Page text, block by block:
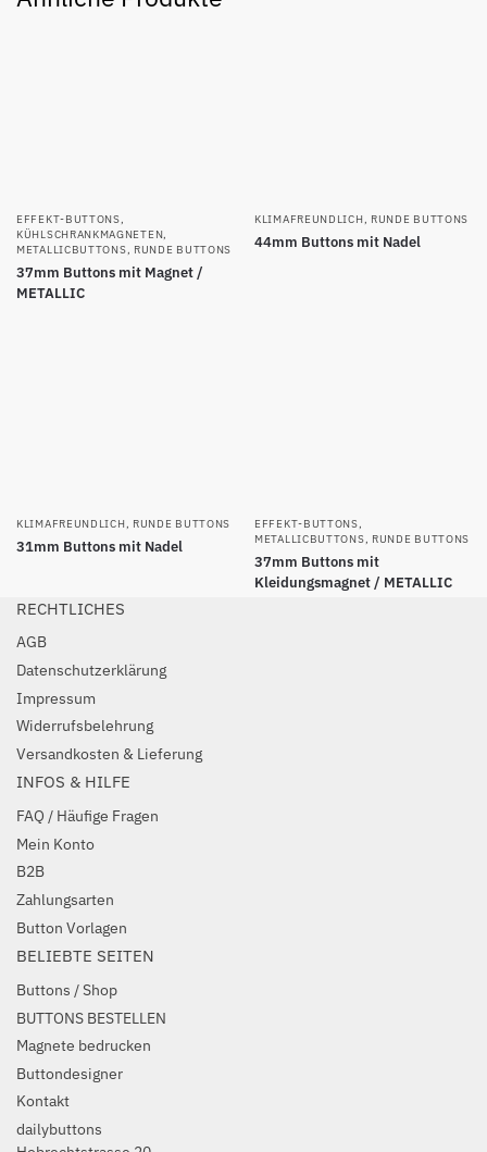
EFFEKT-BUTTONS,
KÜHLSCHRANKMAGNETEN,
METALLICBUTTONS, RUNDE BUTTONS
37mm Buttons mit Magnet /
METALLIC
KLIMAFREUNDLICH, RUNDE BUTTONS
44mm Buttons mit Nadel
KLIMAFREUNDLICH, RUNDE BUTTONS
31mm Buttons mit Nadel
EFFEKT-BUTTONS,
METALLICBUTTONS, RUNDE BUTTONS
37mm Buttons mit
Kleidungsmagnet / METALLIC
RECHTLICHES
AGB
Datenschutzerklärung
Impressum
Widerrufsbelehrung
Versandkosten & Lieferung
INFOS & HILFE
FAQ / Häufige Fragen
Mein Konto
B2B
Zahlungsarten
Button Vorlagen
BELIEBTE SEITEN
Buttons / Shop
BUTTONS BESTELLEN
Magnete bedrucken
Buttondesigner
Kontakt
dailybuttons